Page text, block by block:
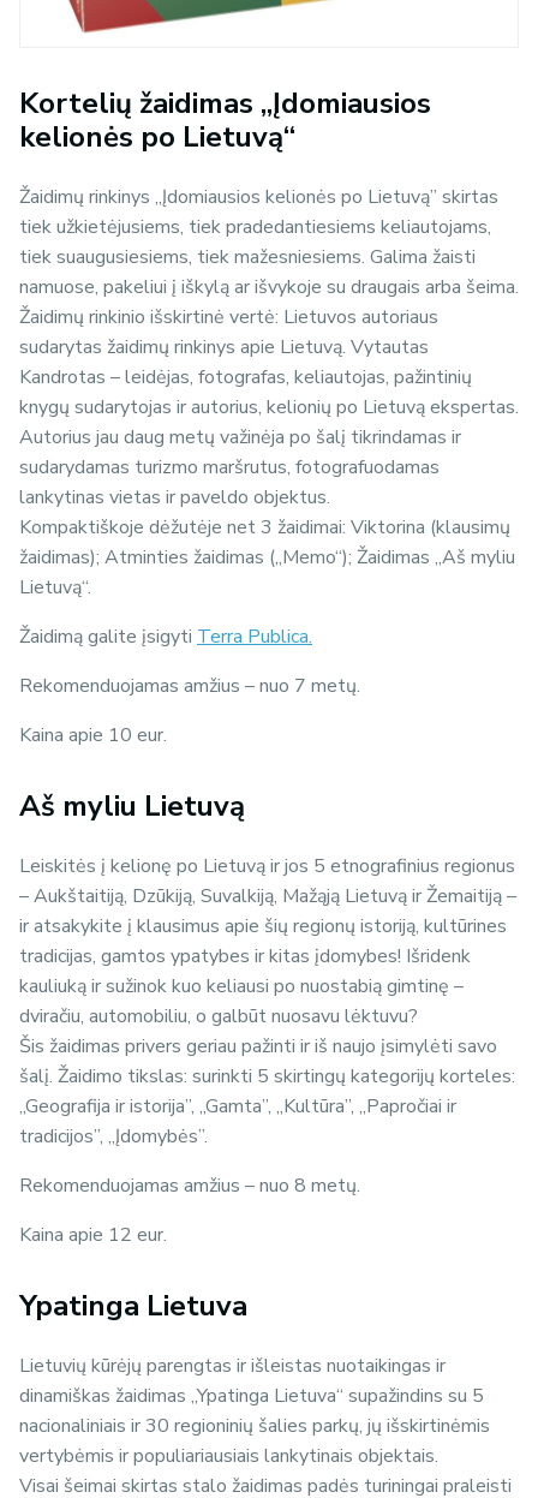
Kortelių žaidimas „Įdomiausios
kelionės po Lietuvą“
Žaidimų rinkinys „Įdomiausios kelionės po Lietuvą” skirtas
tiek užkietėjusiems, tiek pradedantiesiems keliautojams,
tiek suaugusiesiems, tiek mažesniesiems. Galima žaisti
namuose, pakeliui į iškylą ar išvykoje su draugais arba šeima.
Žaidimų rinkinio išskirtinė vertė: Lietuvos autoriaus
sudarytas žaidimų rinkinys apie Lietuvą. Vytautas
Kandrotas – leidėjas, fotografas, keliautojas, pažintinių
knygų sudarytojas ir autorius, kelionių po Lietuvą ekspertas.
Autorius jau daug metų važinėja po šalį tikrindamas ir
sudarydamas turizmo maršrutus, fotografuodamas
lankytinas vietas ir paveldo objektus.
Kompaktiškoje dėžutėje net 3 žaidimai: Viktorina (klausimų
žaidimas); Atminties žaidimas („Memo“); Žaidimas „Aš myliu
Lietuvą“.
Žaidimą galite įsigyti Terra Publica.
Rekomenduojamas amžius – nuo 7 metų.
Kaina apie 10 eur.
Aš myliu Lietuvą
Leiskitės į kelionę po Lietuvą ir jos 5 etnografinius regionus
– Aukštaitiją, Dzūkiją, Suvalkiją, Mažąją Lietuvą ir Žemaitiją –
ir atsakykite į klausimus apie šių regionų istoriją, kultūrines
tradicijas, gamtos ypatybes ir kitas įdomybes! Išridenk
kauliuką ir sužinok kuo keliausi po nuostabią gimtinę –
dviračiu, automobiliu, o galbūt nuosavu lėktuvu?
Šis žaidimas privers geriau pažinti ir iš naujo įsimylėti savo
šalį. Žaidimo tikslas: surinkti 5 skirtingų kategorijų korteles:
„Geografija ir istorija”, „Gamta”, „Kultūra”, „Papročiai ir
tradicijos”, „Įdomybės”.
Rekomenduojamas amžius – nuo 8 metų.
Kaina apie 12 eur.
Ypatinga Lietuva
Lietuvių kūrėjų parengtas ir išleistas nuotaikingas ir
dinamiškas žaidimas „Ypatinga Lietuva“ supažindins su 5
nacionaliniais ir 30 regioninių šalies parkų, jų išskirtinėmis
vertybėmis ir populiariausiais lankytinais objektais.
Visai šeimai skirtas stalo žaidimas padės turiningai praleisti